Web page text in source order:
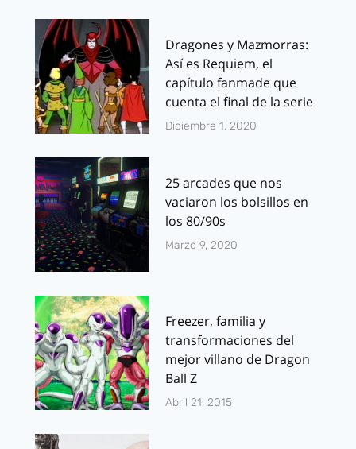
Dragones y Mazmorras:
Así es Requiem, el
capítulo fanmade que
cuenta el final de la serie
Diciembre 1, 2020
25 arcades que nos
vaciaron los bolsillos en
los 80/90s
Marzo 9, 2020
Freezer, familia y
transformaciones del
mejor villano de Dragon
Ball Z
Abril 21, 2015